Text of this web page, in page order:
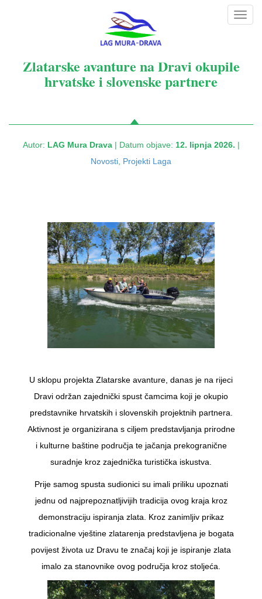
Zlatarske avanture na Dravi okupile
hrvatske i slovenske partnere
Autor: LAG Mura Drava| Datum objave: 12. lipnja 2026. |
Novosti Projekti Laga
U sklopu projekta Zlatarske avanture, danas je na rijeci
Dravi održan zajednički spust čamcima koji je okupio
predstavnike hrvatskih i slovenskih projektnih partnera.
Aktivnost je organizirana s ciljem predstavljanja prirodne
i kulturne baštine područja te jačanja prekogranične
suradnje kroz zajednička turistička iskustva.
Prije samog spusta sudionici su imali priliku upoznati
jednu od najprepoznatljivijih tradicija ovog kraja kroz
demonstraciju ispiranja zlata. Kroz zanimljiv prikaz
tradicionalne vještine zlatarenja predstavljena je bogata
povijest života uz Dravu te značaj koji je ispiranje zlata
imalo za stanovnike ovog područja kroz stoljeća.